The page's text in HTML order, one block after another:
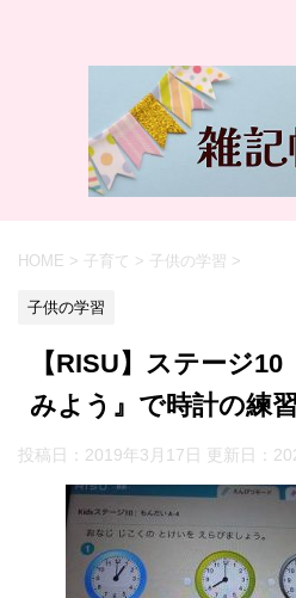
HOME > 子育て > 子供の学習 >
子供の学習
【RISU】ステージ
みよう』で時計の練習
投稿日：2019年3月17日 更新日：